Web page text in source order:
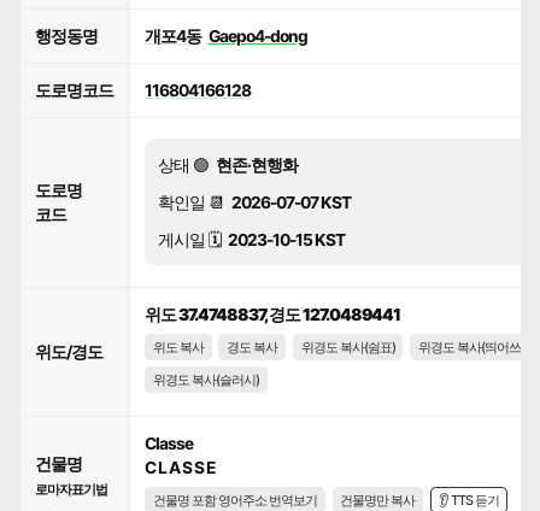
행정동명 개포4동 Gaepo4-dong
도로명코드 116804166128
도로명
코드
상태 🟢 현존·현행화
확인일 📆 2026-07-07 KST
게시일 🗓️ 2023-10-15 KST
위도/경도
위도 37.4748837, 경도 127.0489441
위도 복사 경도 복사 위경도 복사(쉼표)
위경도 복사(띄어쓰기)
위경도 복사(슬러시)
건물명
로마자표기법
Classe
C L A S S E
건물명 포함 영어주소 번역보기 건물명만 복사 👂 TTS 듣기